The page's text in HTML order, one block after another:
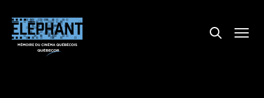
Menu
Explorer le répertoire